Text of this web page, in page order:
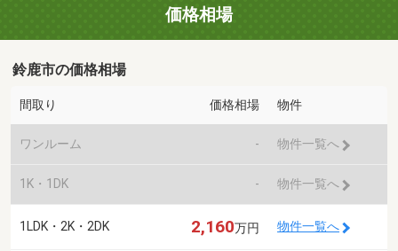
価格相場
鈴鹿市の価格相場
間取り 価格相場 物件
ワンルーム - 物件一覧へ
1K・1DK - 物件一覧へ
1LDK・2K・2DK 2,160万円 物件一覧へ